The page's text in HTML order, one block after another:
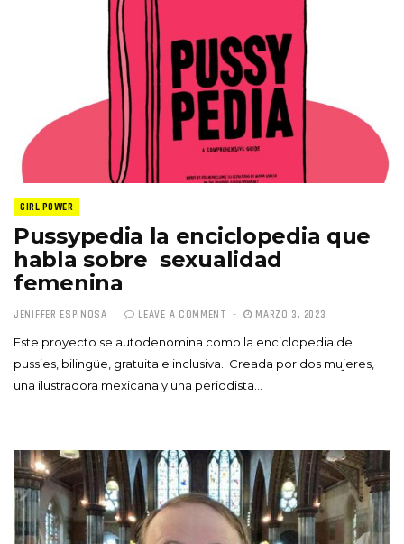
GIRL POWER
Pussypedia la enciclopedia que
habla sobre sexualidad
femenina
JENIFFER ESPINOSA LEAVE A COMMENT MARZO 3, 2023
Este proyecto se autodenomina como la enciclopedia de
pussies, bilingüe, gratuita e inclusiva. Creada por dos mujeres,
una ilustradora mexicana y una periodista…